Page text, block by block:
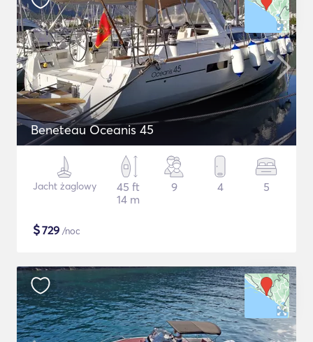
Beneteau Oceanis 45
Jacht żaglowy
45 ft
14 m
9 4 5
$729 /noc